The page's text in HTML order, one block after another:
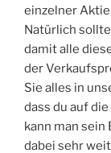
einzelner
Natürlich
damit alle
der
Sie alles in
dass du auf
kann man sein
dabei sehr